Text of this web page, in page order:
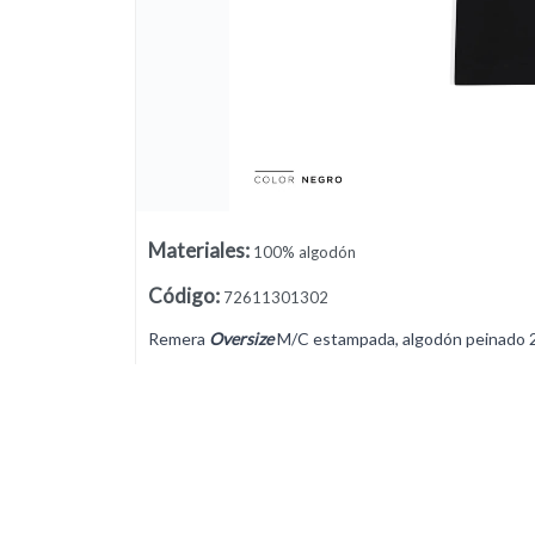
Materiales: 100% algodón
Código: 72611301302
Remera OversizeM/C estampada, algodón peinado
Lista vacía